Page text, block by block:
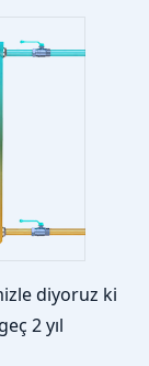
diyoruz ki
2 yıl